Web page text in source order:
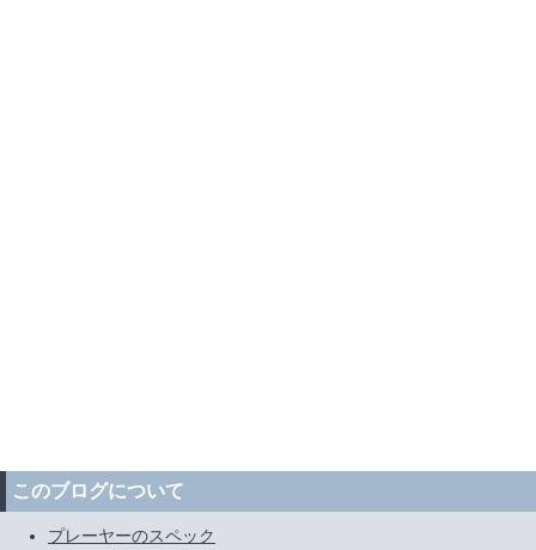
このブログについて
プレーヤーのスペック